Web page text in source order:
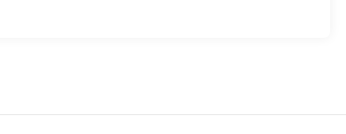
con asistencia gratuito disponible.